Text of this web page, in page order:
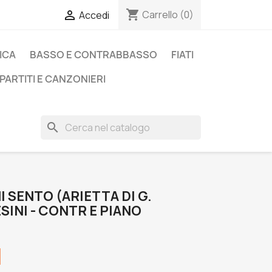
 Accedi shopping_cart Carrello (0)
BASSO E CONTRABBASSO
FIATI
E CANZONIERI
search
SENTO (ARIETTA DI G.
- CONTR E PIANO